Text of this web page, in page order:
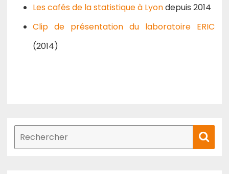
Les cafés de la statistique à Lyondepuis 2014
Clip de présentation du laboratoire ERIC
(2014)
de